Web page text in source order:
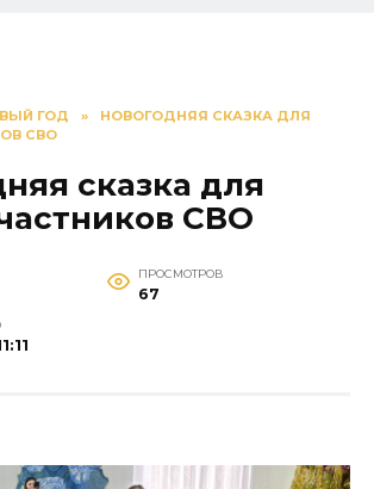
ГОД »
НОВОГОДНЯЯ СКАЗКА ДЛЯ
СВО
сказка для
СВО
ПРОСМОТРОВ
67